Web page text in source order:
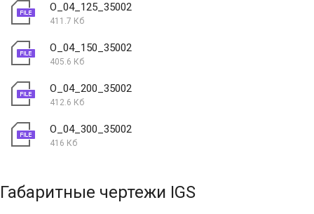
O_04_125_35002
411.7 Кб
O_04_150_35002
405.6 Кб
O_04_200_35002
412.6 Кб
O_04_300_35002
416 Кб
Габаритные чертежи IGS